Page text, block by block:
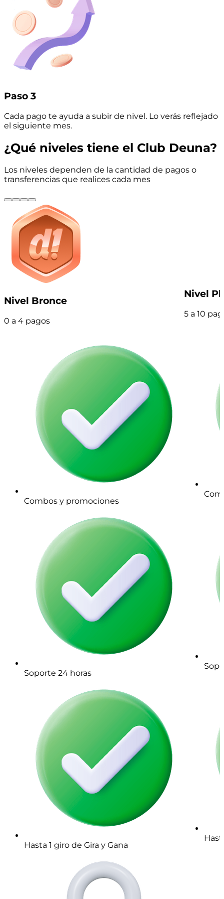
Paso 3
Cada pago te ayuda a subir de nivel. Lo verás reflejado
el siguiente mes.
¿Qué niveles tiene el Club Deuna?
Los niveles dependen de la cantidad de pagos o
transferencias que realices cada mes
Nivel Bronce
0 a 4 pagos
Combos y promociones
Soporte 24 horas
Hasta 1 giro de Gira y Gana
Nivel
5 a 10